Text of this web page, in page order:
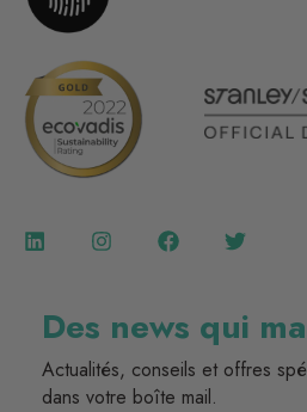
Des news qui
Actualités, conseils et offres
dans votre boîte mail.